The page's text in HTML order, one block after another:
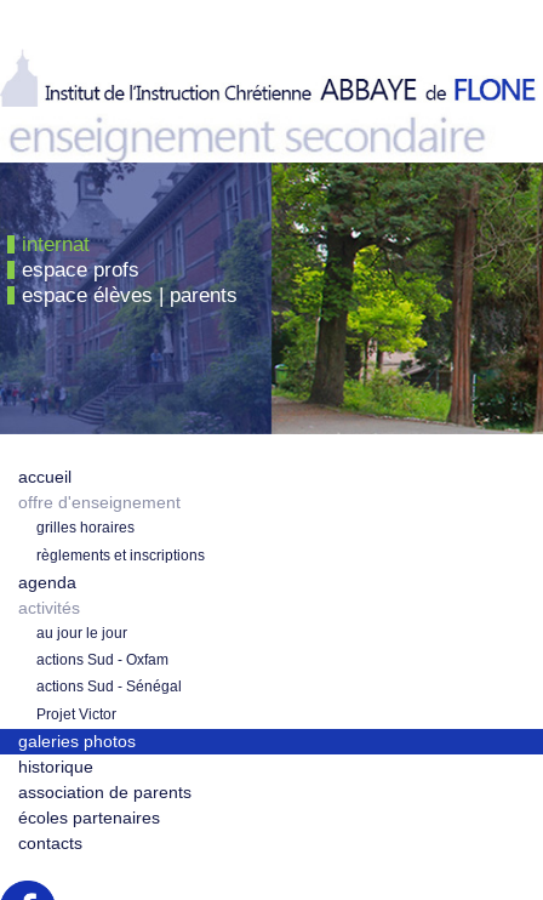
internat
espace profs
espace élèves | parents
accueil
offre d'enseignement
grilles horaires
règlements et inscriptions
agenda
activités
au jour le jour
actions Sud - Oxfam
actions Sud - Sénégal
Projet Victor
galeries photos
historique
association de parents
écoles partenaires
contacts